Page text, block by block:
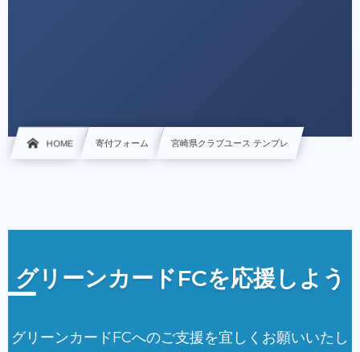
HOME 寄付フォーム 宮崎県クラブユース テンプレ